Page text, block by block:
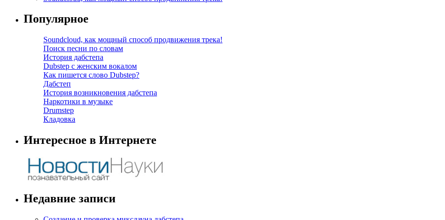
Популярное
Soundcloud, как мощный способ продвижения трека!
Поиск песни по словам
История дабстепа
Dubstep с женским вокалом
Как пишется слово Dubstep?
Дабстеп
История возникновения дабстепа
Наркотики в музыке
Drumstep
Кладовка
Интересное в Интернете
Недавние записи